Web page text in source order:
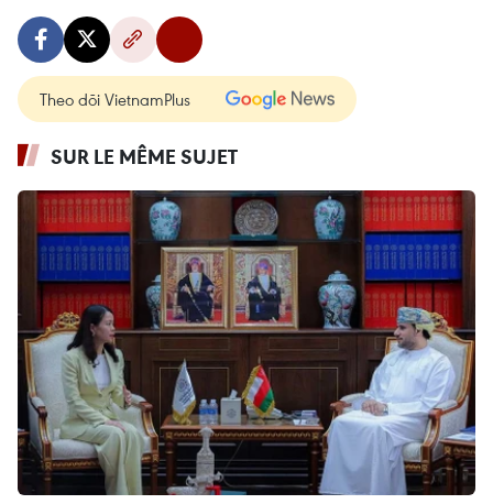
Theo dõi VietnamPlus
SUR LE MÊME SUJET